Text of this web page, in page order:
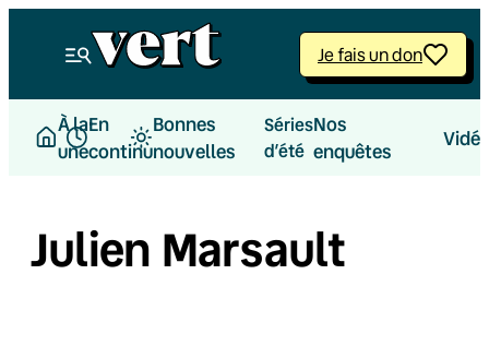
Je fais un don
À la
une
En
continu
Bonnes
nouvelles
Séries
d’été
Nos
enquêtes
Julien Marsault